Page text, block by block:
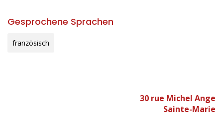
Gesprochene Sprachen
französisch
30 rue Michel Ange
Sainte-Marie